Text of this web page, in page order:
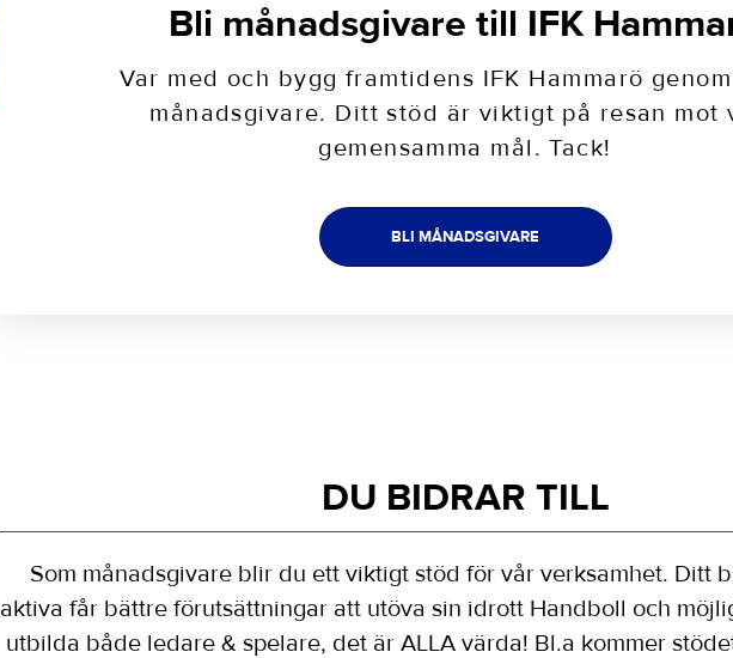
Bli månadsgivare till IFK
Var med och bygg framtidens IFK Hammarö
månadsgivare. Ditt stöd är viktigt på resan mot
gemensamma mål. Tack!
BLI MÅNADSGIVARE
DU BIDRAR TILL
Som månadsgivare blir du ett viktigt stöd för vår verksamhet. Ditt
aktiva får bättre förutsättningar att utöva sin idrott Handboll och
utbilda både ledare & spelare, det är ALLA värda! Bl.a kommer